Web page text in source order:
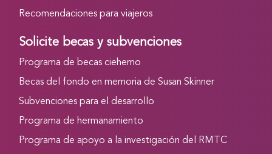
Recomendaciones para viajeros
Solicite becas y subvenciones
Programa de becas ciehemo
Becas del fondo en memoria de Susan Skinner
Subvenciones para el desarrollo
Programa de hermanamiento
Programa de apoyo a la investigación del RMTC